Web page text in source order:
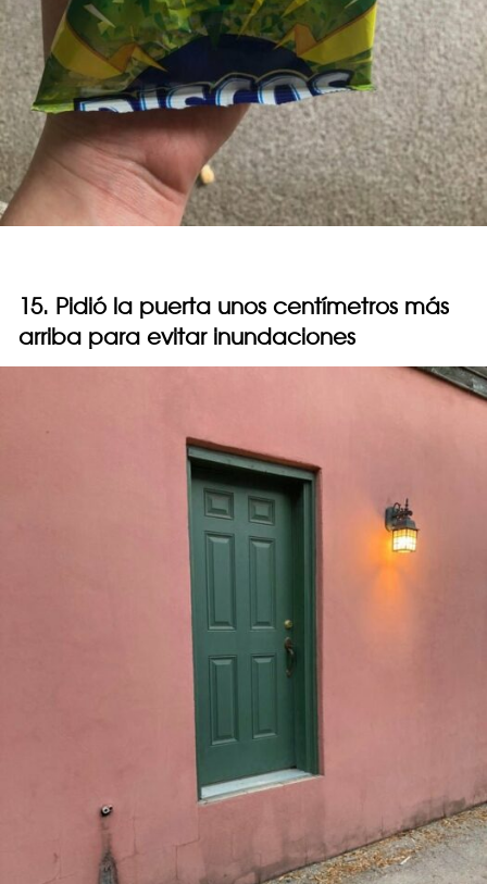
15. Pidió la puerta unos centímetros más
arriba para evitar inundaciones